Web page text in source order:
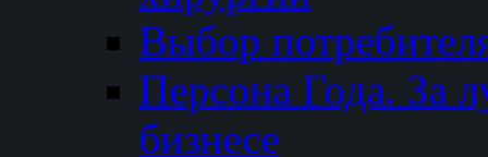
Выбор
Персона Года. За
бизнесе